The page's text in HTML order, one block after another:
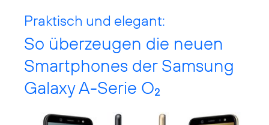
Praktisch und elegant:
So überzeugen die neuen
Smartphones der Samsung
Galaxy A-Serie O2